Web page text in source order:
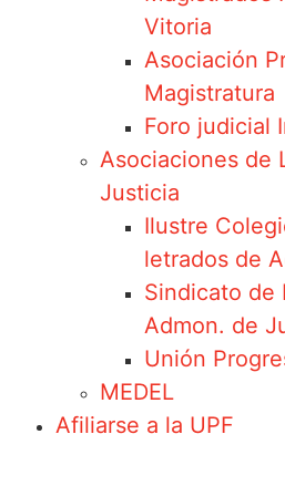
Vitoria
Asociación
Magistratura
Foro judicial
Asociaciones de
Justicia
Ilustre
letrados de
Sindicato de
Admon. de
Unión
MEDEL
Afiliarse a la UPF